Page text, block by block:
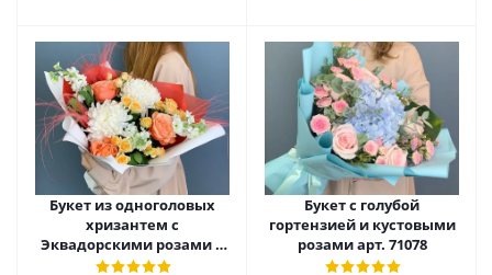
Букет из одноголовых
хризантем с
Эквадорскими розами и
матиолой арт. 70981
Букет с голубой
гортензией и кустовыми
розами арт. 71078